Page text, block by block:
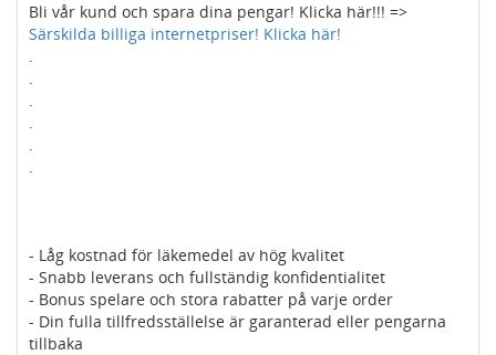
Bli vår kund och spara dina pengar! Klicka här!!! =>
Särskilda billiga internetpriser! Klicka här!
.
.
.
.
.
.
- Låg kostnad för läkemedel av hög kvalitet
- Snabb leverans och fullständig konfidentialitet
- Bonus spelare och stora rabatter på varje order
- Din fulla tillfredsställelse är garanterad eller pengarna
tillbaka